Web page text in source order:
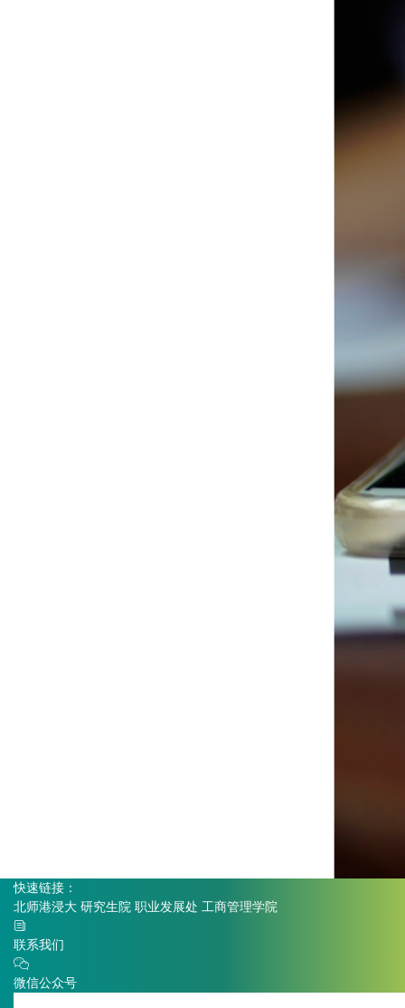
快速链接：
北师港浸大 研究生院 职业发展处 工商管理学院
联系我们
微信公众号